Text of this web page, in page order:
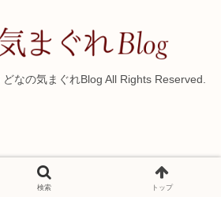
なの気まぐれBlog All Rights Reserved.
検索 トップ